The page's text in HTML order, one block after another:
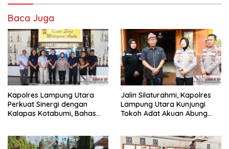
Baca Juga
Kapolres Lampung Utara
Perkuat Sinergi dengan
Kalapas Kotabumi, Bahas
Jalin Silaturahmi, Kapolres
Lampung Utara Kunjungi
Tokoh Adat Akuan Abung